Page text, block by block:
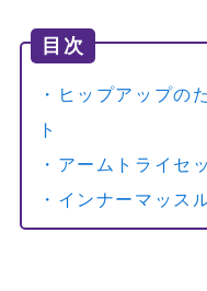
目次
・ヒップアップの
ト
・アームトライセ
・インナーマッス